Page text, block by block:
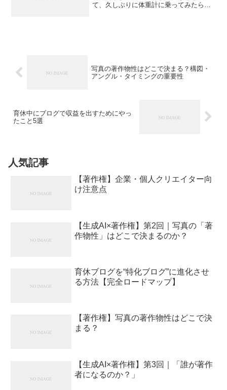
て、久しぶりに体重計に乗ってみたら、
写真の著作物性はどこで決まる？構図・
アングル・タイミングの重要性
育休中にブログで収益を出すためにやっ
たこと5選
人気記事
【著作権】企業・個人クリエイター向
け注意点
【生成AI×著作権】第2回｜写真の「著
作物性」はどこで決まるのか？
育休ブログを“特化ブログ”に進化させ
る方法【完全ロードマップ】
【著作権】写真の著作物性はどこで決
まる？
【生成AI×著作権】第3回｜「誰が著作
者になるのか？」